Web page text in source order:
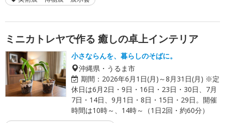
ミニカトレヤで作る 癒しの卓上インテリア
小さならんを、暮らしのそばに。
沖縄県・うるま市
期間： 2026年6月1日(月)～8月31日(月) ※定
休日は6月2日・9日・16日・23日・30日、7月
7日・14日、9月1日・8日・15日・29日。開催
時間は10時～、14時～（1日2回・約60分）